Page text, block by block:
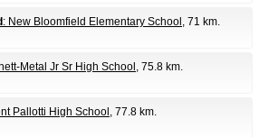
: New Bloomfield Elementary School , 71 km.
Metal Jr Sr High School , 75.8 km.
Pallotti High School , 77.8 km.